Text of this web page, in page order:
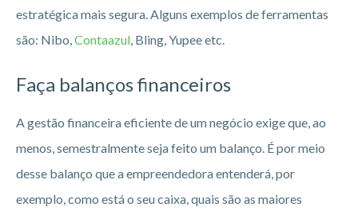
estratégica mais segura. Alguns exemplos de ferramentas
são: Nibo,Contaazul, Bling, Yupee etc.
Faça balanços financeiros
A gestão financeira eficiente de um negócio exige que, ao
menos, semestralmente seja feito um balanço. É por meio
desse balanço que a empreendedora entenderá, por
exemplo, como está o seu caixa, quais são as maiores